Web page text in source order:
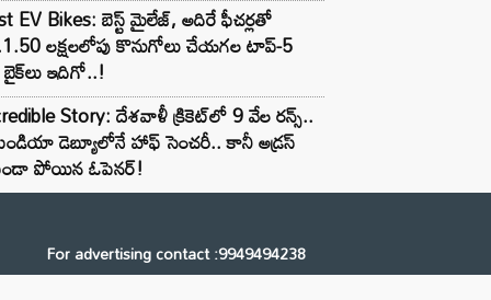
EV Bikes: బెస్ట్ మైలేజ్, అదిరే ఫీచర్లతో
లక్షలలోపు కొనుగోలు చేయగల టాప్-5
బైక్‌లు ఇదిగో..!
Story: దేశవాళీ క్రికెట్‌లో 9 వేల రన్స్..
డెబ్యూలోనే హాఫ్ సెంచరీ.. కానీ అడ్రస్
పోయిన ఓపెనర్!
For advertising contact :9949494238
Email: digital@ntvnetwork.com